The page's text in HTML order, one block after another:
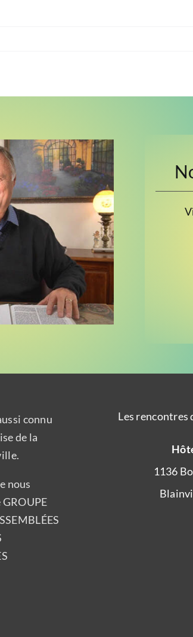
connu
de la
nous
GROUPE
Les rencontres
1136